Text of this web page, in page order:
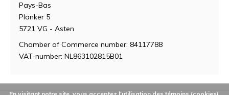
Pays-Bas
Planker 5
5721 VG - Asten
Chamber of Commerce number: 84117788
VAT-number: NL863102815B01